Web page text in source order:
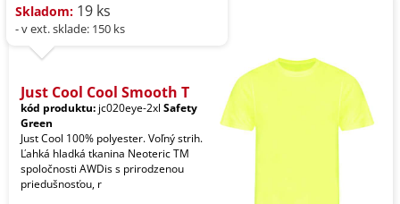
Skladom: 19 ks
- v ext. sklade: 150 ks
Just Cool Cool Smooth T
kód produktu: jc020eye-2xl Safety
Green
Just Cool 100% polyester. Voľný strih.
Ľahká hladká tkanina Neoteric TM
spoločnosti AWDis s prirodzenou
priedušnosťou, r